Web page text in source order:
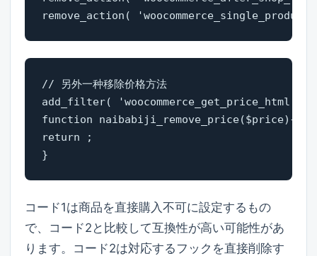
remove_action(
// 另外一种移除价格方法
add_filter(
function naibabiji_remove_price($price){
return ;
}
コード1は商品を直接購入不可に設定するもの
で、コード2と比較して互換性が高い可能性があ
ります。コード2は対応するフックを直接削除す